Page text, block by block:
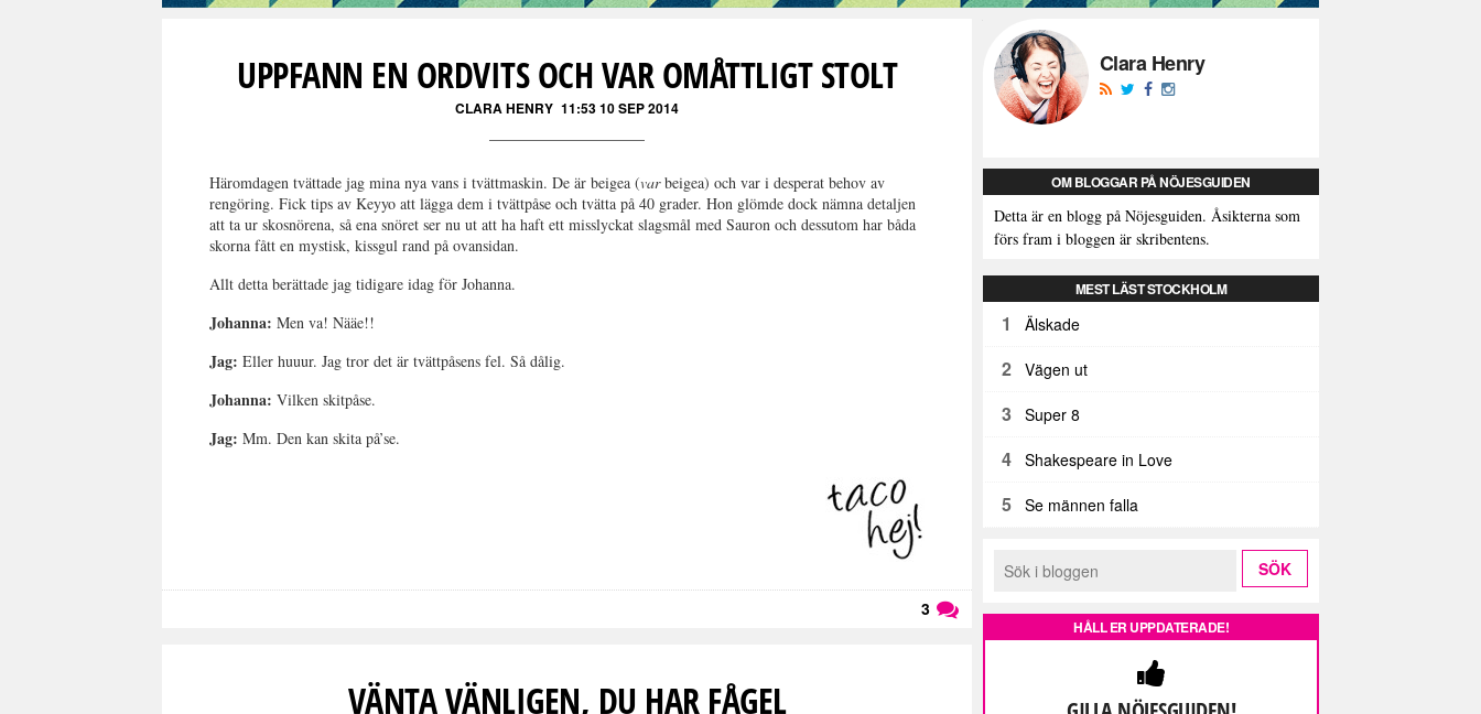
UPPFANN EN ORDVITS OCH VAR OMÅTTLIGT STOLT
CLARA HENRY 11:53 10 SEP 2014
Häromdagen tvättade jag mina nya vans i tvättmaskin. De är beigea (varbeigea) och var i desperat behov av
rengöring. Fick tips av Keyyo att lägga dem i tvättpåse och tvätta på 40 grader. Hon glömde dock nämna detaljen
att ta ur skosnörena, så ena snöret ser nu ut att ha haft ett misslyckat slagsmål med Sauron och dessutom har båda
skorna fått en mystisk, kissgul rand på ovansidan.
Allt detta berättade jag tidigare idag för Johanna.
Johanna:Men va! Nääe!!
Jag:Eller huuur. Jag tror det är tvättpåsens fel. Så dålig.
Johanna:Vilken skitpåse.
Jag: Mm. Den kan skita på’se.
3
VÄNTA VÄNLIGEN, DU HAR FÅGEL
Clara Henry
OM BLOGGAR PÅ NÖJESGUIDEN
Detta är en blogg på Nöjesguiden. Åsikterna som
förs fram i bloggen är skribentens.
MEST LÄST STOCKHOLM
1 Älskade
2 Vägen ut
3 Super 8
4 Shakespeare in Love
5 Se männen falla
HÅLL ER UPPDATERADE!